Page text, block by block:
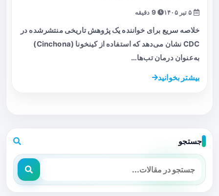
9 دقیقه
خلاصه سریع برای خواننده یک پژوهش تاریخی منتشرشده در
CDC نشان می‌دهد که استفاده از کینخونا (Cinchona)
به‌عنوان درمان تب‌ها…
بیشتر بخوانید
جستجو